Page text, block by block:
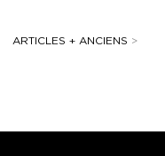
ARTICLES + ANCIENS >